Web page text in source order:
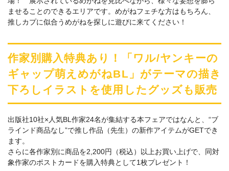
ませることのできるエリアです。めがねフェチな方はもちろん、
推しカプに似合うめがねを探しに遊びに来てください！
作家別購入特典あり！「ワル/ヤンキーの
ギャップ萌えめがねBL」がテーマの描き
下ろしイラストを使用したグッズも販売
出版社10社×人気BL作家24名が集結する本フェアではなんと、“ブ
ラインド商品なし”で推し作品（先生）の新作アイテムがGETでき
ます。
さらに各作家別に商品を2,200円（税込）以上お買い上げで、同対
象作家のポストカードを購入特典として1枚プレゼント！